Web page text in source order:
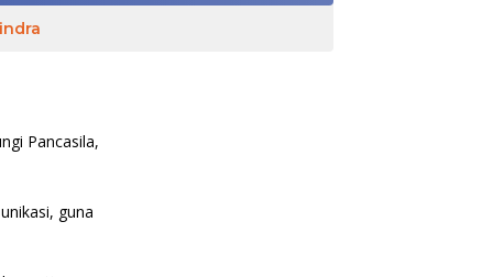
Pancasila,
guna